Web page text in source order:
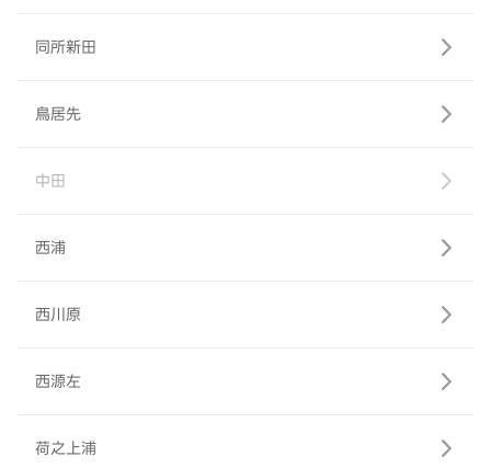
同所新田
鳥居先
中田
西浦
西川原
西源左
荷之上浦